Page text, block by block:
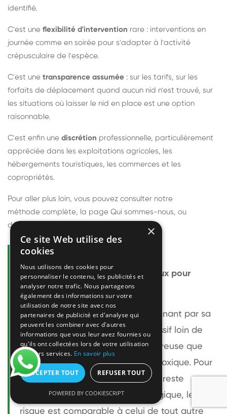
identifié.
C'est une flexibilité d'intervention rare : interventions en
journée comme en soirée pour s'adapter à l'activité
crépusculaire de l'espèce.
C'est une transparence assumée : sur les tarifs, sur les
forfaits de déplacement quand aucun nid n'est trouvé, sur
les situations où laisser le nid en place est une option
raisonnable.
C'est enfin une discrétion professionnelle, particulièrement
appréciée dans les exploitations agricoles, les
hébergements touristiques, les commerces et les
copropriétés.
Pour aller plus loin, vous pouvez consulter notre
méthode complète, la page Qui sommes-nous, ou
découvrir
Questions fréquentes
Le frelon européen est-il dangereux pour
l'homme ?
Le frelon européen est impressionnant par sa
taille mais relativement peu agressif loin de
son nid. Sa piqûre est plus douloureuse que
celle d'une guêpe sans être plus toxique. Pour
une personne non allergique, elle reste
bénigne. Pour une personne allergique, le
risque est comparable à celui de tout autre
×
Ce site Web utilise des
cookies
Nous utilisons des cookies pour
personnaliser le contenu, les publicités et
analyser notre trafic. Nous partageons
également des informations sur votre
utilisation de notre site avec nos
partenaires de publicité et d'analyse qui
peuvent les combiner avec d'autres
informations que vous leur avez fournies ou
qu'ils ont collectées lors de votre utilisation
de leurs services. En savoir plus
ACCEPTER TOUT REFUSER TOUT
POWERED BY COOKIESCRIPT